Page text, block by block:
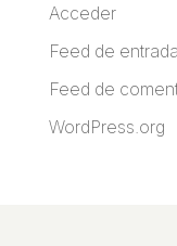
Acceder
Feed de
Feed de
WordPress.org